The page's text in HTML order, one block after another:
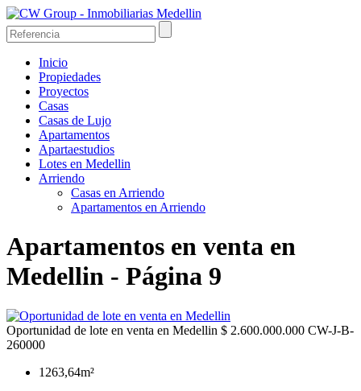
Inicio
Propiedades
Proyectos
Casas
Casas de Lujo
Apartamentos
Apartaestudios
Lotes en Medellin
Arriendo
Casas en Arriendo
Apartamentos en Arriendo
Apartamentos en venta en
Medellin - Página 9
Oportunidad de lote en venta en Medellin $ 2.600.000.000 CW-J-B-
260000
1263,64m²